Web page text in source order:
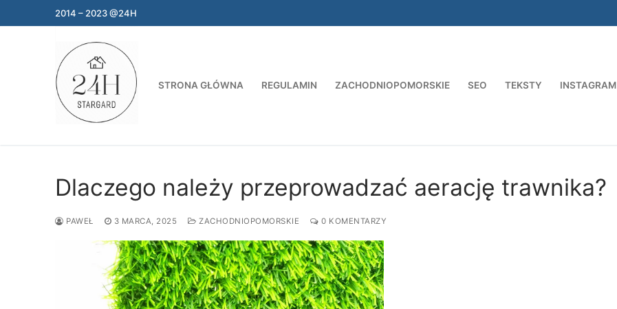
do
2014 – 2023 @24H
STRONA GŁÓWNA REGULAMIN ZACHODNIOPOMORSKIE SEO TEKSTY INSTAGRAM
Dlaczego należy przeprowadzać aerację trawnika?
PAWEŁ 3 MARCA, 2025 ZACHODNIOPOMORSKIE 0 KOMENTARZY